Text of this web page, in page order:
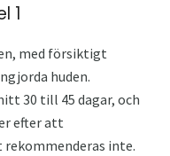
1
med försiktigt
huden.
30 till 45 dagar, och
efter att
inte.